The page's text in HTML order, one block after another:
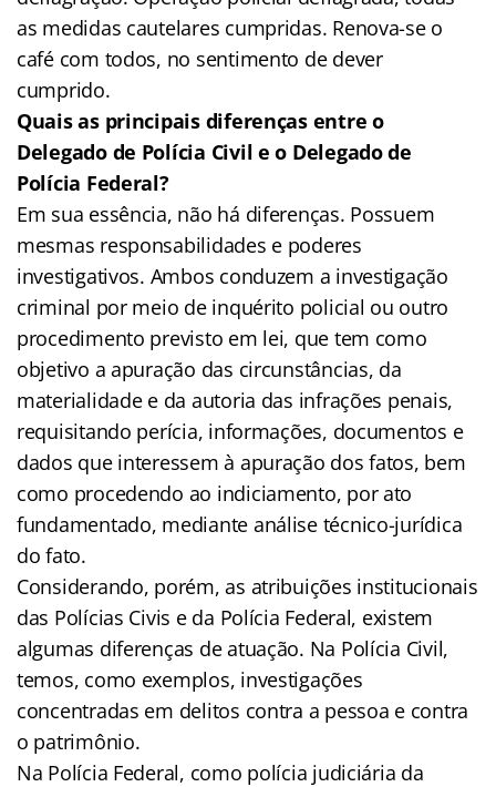
as medidas cautelares cumpridas. Renova-se o
café com todos, no sentimento de dever
cumprido.
Quais as principais diferenças entre o
Delegado de Polícia Civil e o Delegado de
Polícia Federal?
Em sua essência, não há diferenças. Possuem
mesmas responsabilidades e poderes
investigativos. Ambos conduzem a investigação
criminal por meio de inquérito policial ou outro
procedimento previsto em lei, que tem como
objetivo a apuração das circunstâncias, da
materialidade e da autoria das infrações penais,
requisitando perícia, informações, documentos e
dados que interessem à apuração dos fatos, bem
como procedendo ao indiciamento, por ato
fundamentado, mediante análise técnico-jurídica
do fato.
Considerando, porém, as atribuições institucionais
das Polícias Civis e da Polícia Federal, existem
algumas diferenças de atuação. Na Polícia Civil,
temos, como exemplos, investigações
concentradas em delitos contra a pessoa e contra
o patrimônio.
Na Polícia Federal, como polícia judiciária da